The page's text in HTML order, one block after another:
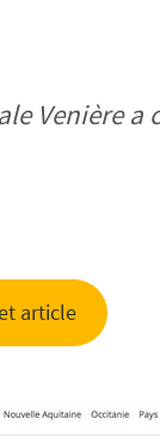
Venière
article